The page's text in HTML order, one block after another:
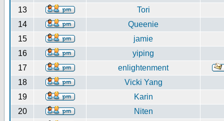
13
Tori
14
Queenie
15
jamie
16
yiping
17
enlightenment
18
Vicki Yang
19
Karin
20
Niten